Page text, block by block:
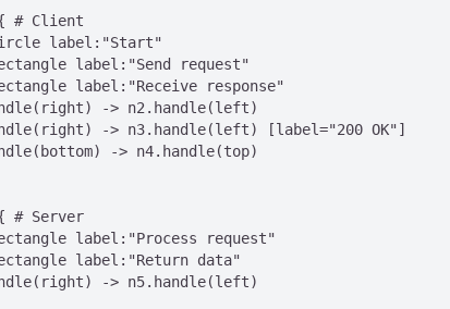
# Client
label:"Start"
label:"Send request"
label:"Receive response"
-> n2.handle(left)
-> n3.handle(left) [label="200 OK"]
-> n4.handle(top)
# Server
label:"Process request"
label:"Return data"
-> n5.handle(left)